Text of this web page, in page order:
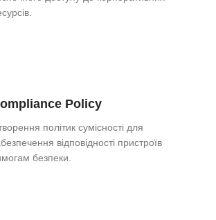
Policy
політик сумісності для
відповідності пристроїв
безпеки.